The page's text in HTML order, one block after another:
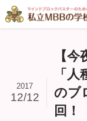
【
「
のブ
回！
2017
12/12